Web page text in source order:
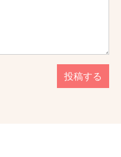
投稿する